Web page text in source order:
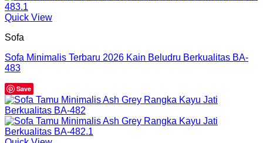
Quick View
Sofa
Sofa Minimalis Terbaru 2026 Kain Beludru Berkualitas BA-
483
Save